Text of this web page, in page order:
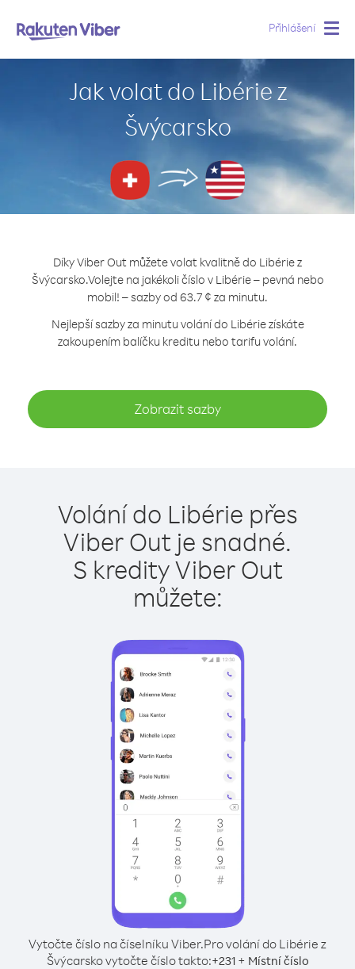
Přihlášení
Jak volat do Libérie z
Švýcarsko
Díky Viber Out můžete volat kvalitně do Libérie z
Švýcarsko.Volejte na jakékoli číslo v Libérie – pevná nebo
mobil! – sazby od 63.7 ¢ za minutu.
Nejlepší sazby za minutu volání do Libérie získáte
zakoupením balíčku kreditu nebo tarifu volání.
Zobrazit sazby
Volání do Libérie přes
Viber Out je snadné.
S kredity Viber Out
můžete:
Vytočte číslo na číselníku Viber.Pro volání do Libérie z
Švýcarsko vytočte číslo takto:+231+ Místní číslo